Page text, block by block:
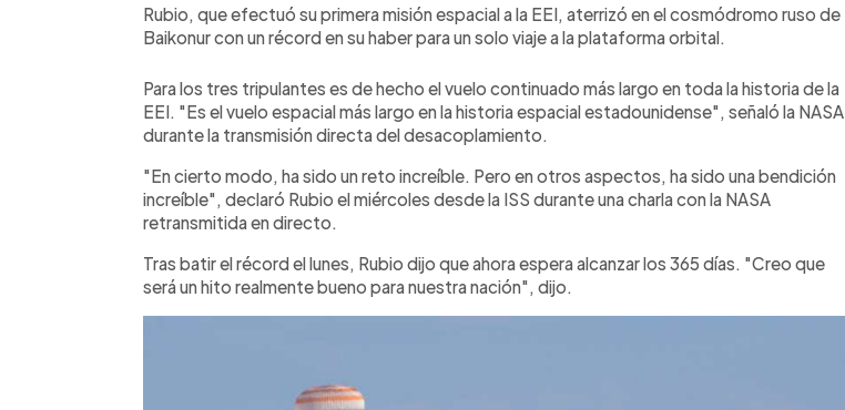
Rubio, que efectuó su primera misión espacial a la EEI, aterrizó en el cosmódromo ruso de
Baikonur con un récord en su haber para un solo viaje a la plataforma orbital.
Para los tres tripulantes es de hecho el vuelo continuado más largo en toda la historia de la
EEI. "Es el vuelo espacial más largo en la historia espacial estadounidense", señaló la NASA
durante la transmisión directa del desacoplamiento.
"En cierto modo, ha sido un reto increíble. Pero en otros aspectos, ha sido una bendición
increíble", declaró Rubio el miércoles desde la ISS durante una charla con la NASA
retransmitida en directo.
Tras batir el récord el lunes, Rubio dijo que ahora espera alcanzar los 365 días. "Creo que
será un hito realmente bueno para nuestra nación", dijo.